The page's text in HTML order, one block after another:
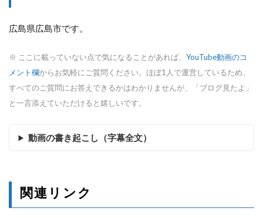
広島県広島市です。
※ ここに載っていない点で気になることがあれば、 YouTube動画のコ
メント欄からお気軽にご質問ください。ほぼ1人で運営しているため、
すべてのご質問にお答えできるかはわかりませんが、「ブログ見たよ」
と一言添えていただけると嬉しいです。
動画の書き起こし（字幕全文）
関連リンク